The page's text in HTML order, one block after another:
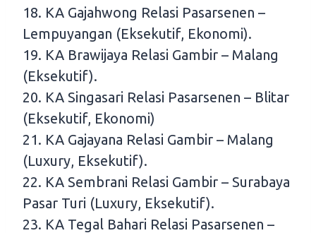
18. KA Gajahwong Relasi Pasarsenen –
Lempuyangan (Eksekutif, Ekonomi).
19. KA Brawijaya Relasi Gambir – Malang
(Eksekutif).
20. KA Singasari Relasi Pasarsenen – Blitar
(Eksekutif, Ekonomi)
21. KA Gajayana Relasi Gambir – Malang
(Luxury, Eksekutif).
22. KA Sembrani Relasi Gambir – Surabaya
Pasar Turi (Luxury, Eksekutif).
23. KA Tegal Bahari Relasi Pasarsenen –